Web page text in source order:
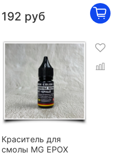
192 руб
Краситель для
смолы MG EPOX